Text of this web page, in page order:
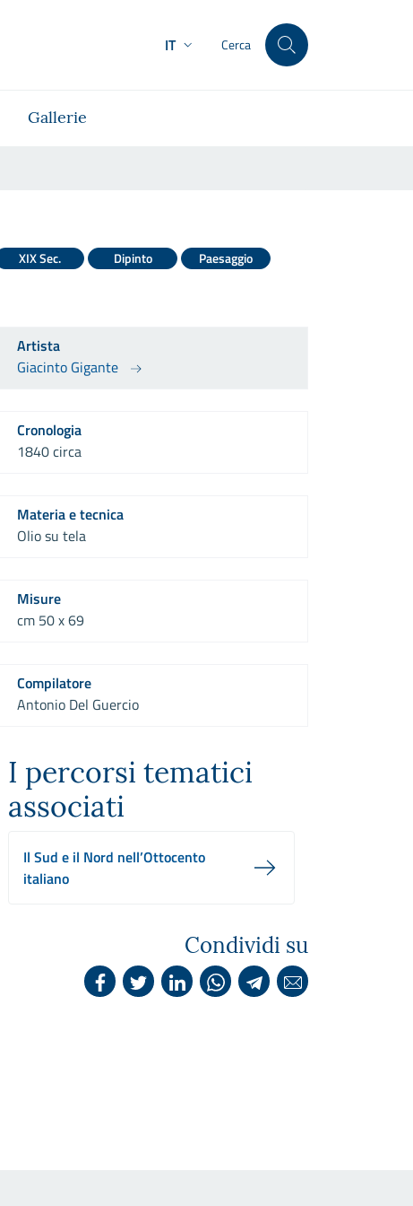
IT Cerca
Gallerie
XIX Sec. Dipinto Paesaggio
Artista
Giacinto Gigante
Cronologia
1840 circa
Materia e tecnica
Olio su tela
Misure
cm 50 x 69
Compilatore
Antonio Del Guercio
I percorsi tematici
associati
Il Sud e il Nord nell’Ottocento
italiano
Condividi su